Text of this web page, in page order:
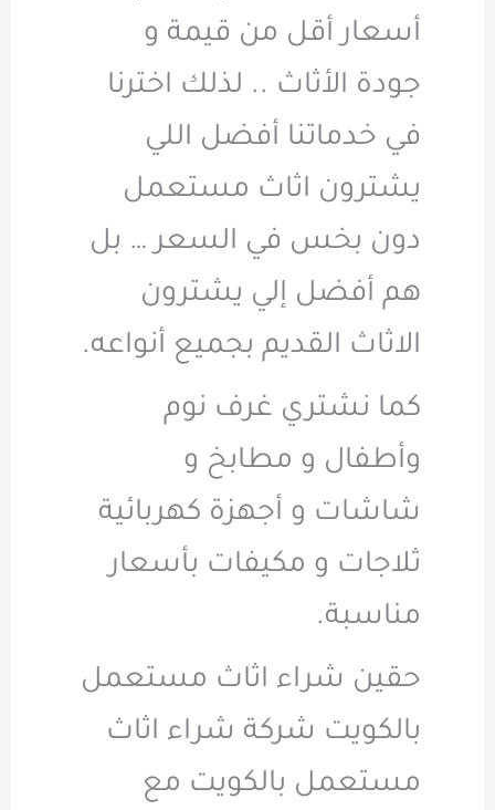
أسعار أقل من قيمة و
جودة الأثاث .. لذلك اخترنا
في خدماتنا أفضل اللي
يشترون اثاث مستعمل
دون بخس في السعر … بل
هم أفضل إلي يشترون
الاثاث القديم بجميع أنواعه.
كما نشتري غرف نوم
وأطفال و مطابخ و
شاشات و أجهزة كهربائية
ثلاجات و مكيفات بأسعار
مناسبة.
حقين شراء اثاث مستعمل
بالكويت شركة شراء اثاث
مستعمل بالكويت مع